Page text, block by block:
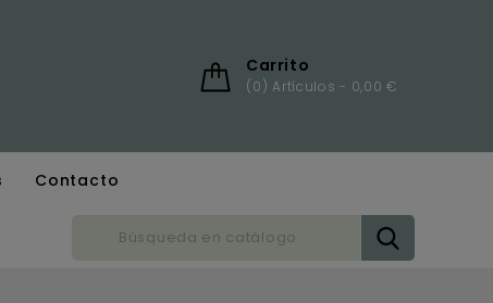
Carrito
(0) Artículos - 0,00 €
Contacto